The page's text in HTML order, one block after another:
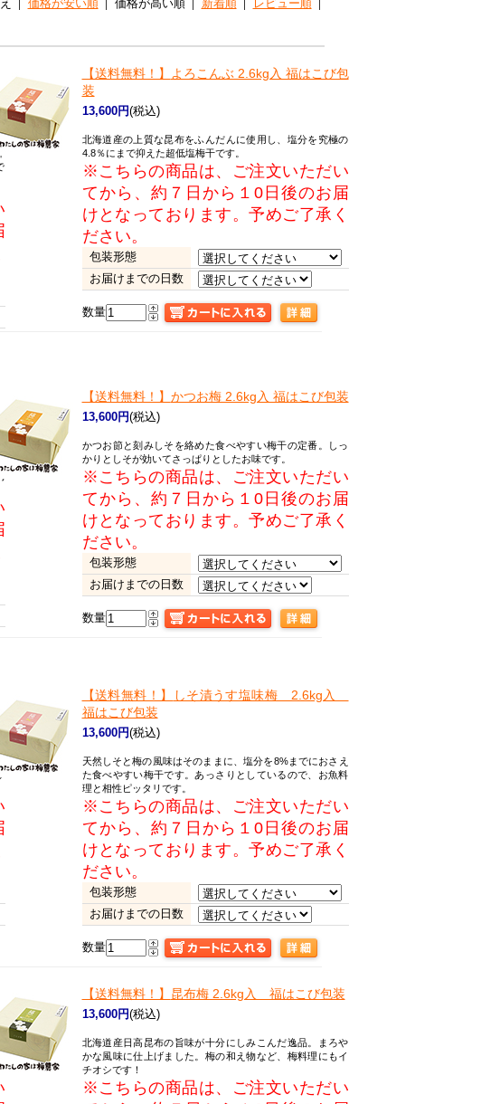
価格が安い順 価格が高い順 新着順 レビュー順
【送料無料！】
よろこんぶ 2.6kg入 福はこび包
装
13,600円(税込)
北海道産の上質な昆布をふんだんに使用し、塩分を究極の
4.8％にまで抑えた超低塩梅干です。
※こちらの商品は、ご注文いただい
てから、約７日から１0日後のお届
けとなっております。予めご了承く
ださい。
包装形態
お届けまでの日数
数量
【送料無料！】 かつお梅 2.6kg入 福はこび包装
13,600円(税込)
かつお節と刻みしそを絡めた食べやすい梅干の定番。しっ
かりとしそが効いてさっぱりとしたお味です。
※こちらの商品は、ご注文いただい
てから、約７日から１0日後のお届
けとなっております。予めご了承く
ださい。
包装形態
お届けまでの日数
数量
【送料無料！】
しそ漬うす塩味梅 2.6kg入
福はこび包装
13,600円(税込)
天然しそと梅の風味はそのままに、塩分を8%までにおさえ
た食べやすい梅干です。あっさりとしているので、お魚料
理と相性ピッタリです。
※こちらの商品は、ご注文いただい
てから、約７日から１0日後のお届
けとなっております。予めご了承く
ださい。
包装形態
お届けまでの日数
数量
【送料無料！】 昆布梅 2.6kg入 福はこび包装
13,600円(税込)
北海道産日高昆布の旨味が十分にしみこんだ逸品。まろや
かな風味に仕上げました。梅の和え物など、梅料理にもイ
チオシです！
※こちらの商品は、ご注文いただい